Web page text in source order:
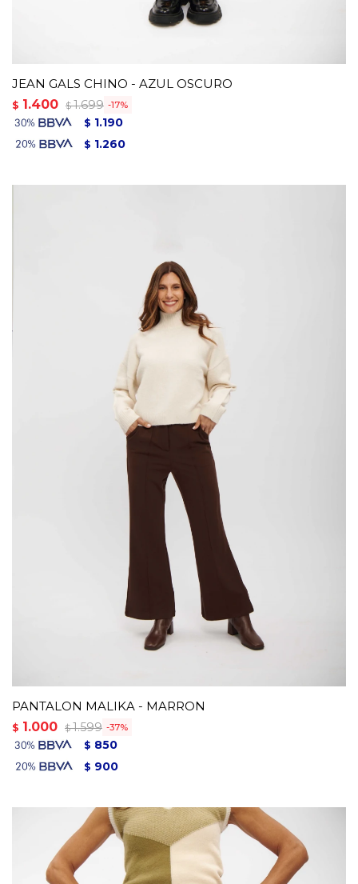
JEAN GALS CHINO - AZUL OSCURO
$ 1.400 $ 1.699 17
$ 1.190
$ 1.260
PANTALON MALIKA - MARRON
$ 1.000 $ 1.599 37
$ 850
$ 900